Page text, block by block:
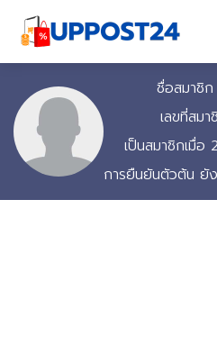
ชื่อสมาชิ
เลขที่สมา
เป็นสมาชิกเมื่
การยืนยันตัวต้น ยั